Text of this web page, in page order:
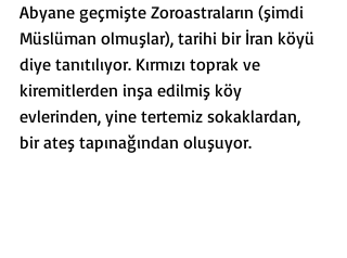
Abyane geçmişte Zoroastraların (şimdi
Müslüman olmuşlar), tarihi bir İran köyü
diye tanıtılıyor. Kırmızı toprak ve
kiremitlerden inşa edilmiş köy
evlerinden, yine tertemiz sokaklardan,
bir ateş tapınağından oluşuyor.